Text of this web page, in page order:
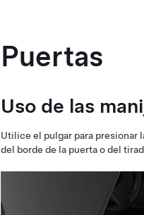
Puertas
Uso de las
Utilice el pulgar para presionar
del borde de la puerta o del